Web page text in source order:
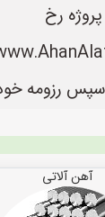
رزومه
آهن آلاتی